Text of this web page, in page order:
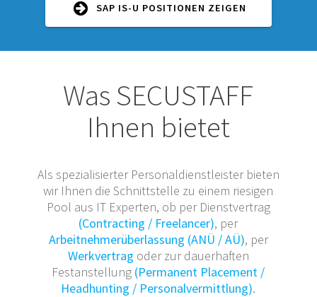
SAP IS-U POSITIONEN ZEIGEN
Was SECUSTAFF
Ihnen bietet
Als spezialisierter Personaldienstleister bieten
wir Ihnen die Schnittstelle zu einem riesigen
Pool aus IT Experten, ob per Dienstvertrag
(Contracting / Freelancer), per
Arbeitnehmerüberlassung (ANÜ / AÜ), per
Werkvertrag oder zur dauerhaften
Festanstellung (Permanent Placement /
Headhunting / Personalvermittlung).